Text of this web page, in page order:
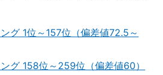
グ 1位～157位（偏差値72.5～
グ 158位～259位（偏差値60）